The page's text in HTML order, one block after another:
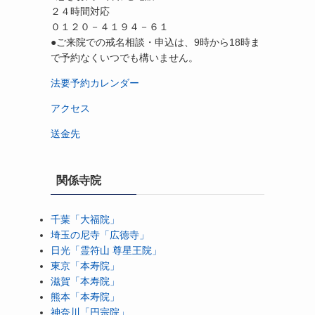
２４時間対応
０１２０－４１９４－６１
●ご来院での戒名相談・申込は、9時から18時ま
で予約なくいつでも構いません。
法要予約カレンダー
アクセス
送金先
関係寺院
千葉「大福院」
埼玉の尼寺「広徳寺」
日光「霊符山 尊星王院」
東京「本寿院」
滋賀「本寿院」
熊本「本寿院」
神奈川「円宗院」